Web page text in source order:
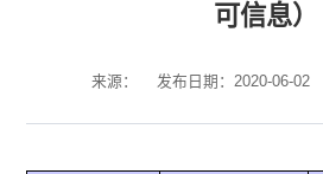
可信息）
来源： 发布日期：2020-06-02